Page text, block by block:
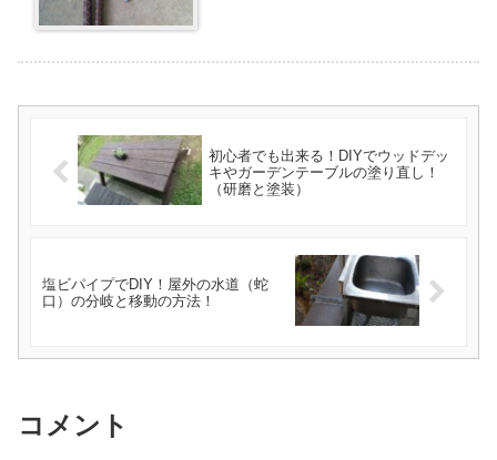
初心者でも出来る！DIYでウッドデッ
キやガーデンテーブルの塗り直し！
（研磨と塗装）
塩ビパイプでDIY！屋外の水道（蛇
口）の分岐と移動の方法！
コメント